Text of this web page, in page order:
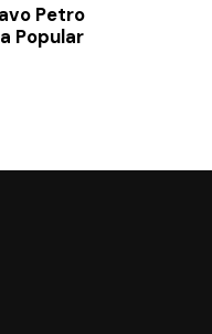
Petro
Popular